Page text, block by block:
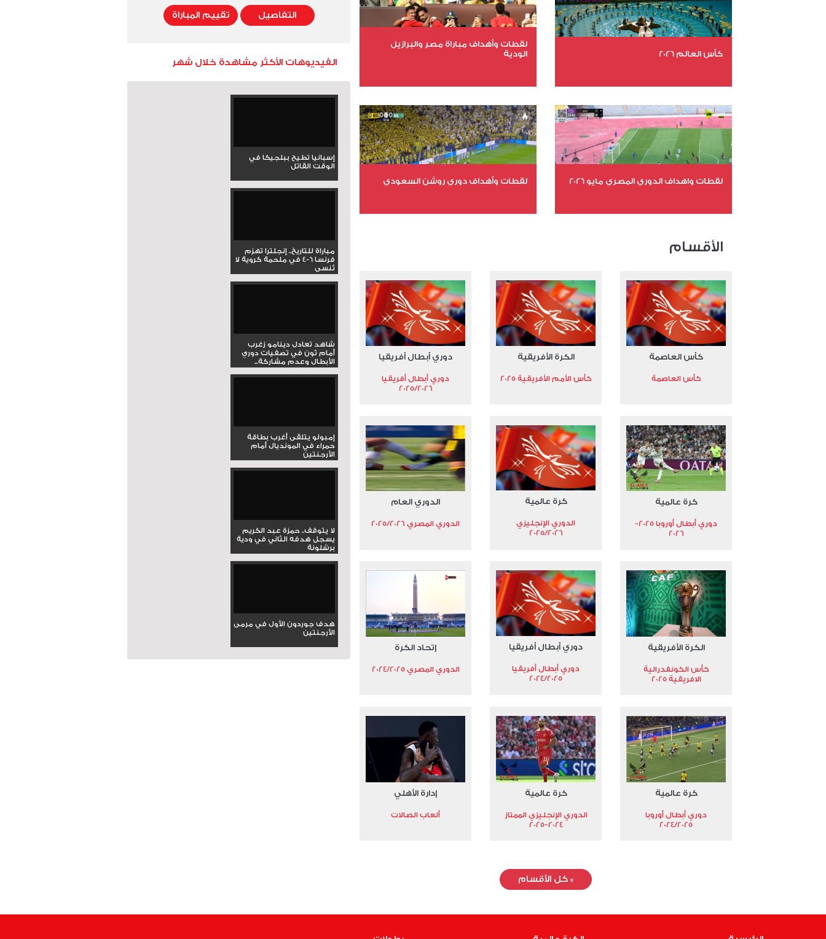
كأس العالم 2026
عدد المشاهدات 10844
لقطات وأهداف مباراة مصر والبرازيل
الودية
عدد المشاهدات 15749
لقطات واهداف الدوري المصري مايو 2026 لقطات وأهداف دوري روشن السعودي
الأقسام
كأس العاصمة
كأس العاصمة
الكرة الأفريقية
كأس الأمم الأفريقية 2025
دوري أبطال أفريقيا
دوري أبطال أفريقيا
2025/2026
كرة عالمية
دوري أبطال أوروبا 2025-
2026
كرة عالمية
الدوري الإنجليزي
2025/2026
الدوري العام
الدوري المصري 2025/2026
الكرة الأفريقية
كأس الكونفدرالية
الافريقية 2025
دوري أبطال أفريقيا
دوري أبطال أفريقيا
2024/2025
إتحاد الكرة
الدوري المصري 2024/2025
كرة عالمية
دوري أبطال أوروبا
2024/2025
كرة عالمية
الدوري الإنجليزي الممتاز
2024-2025
إدارة الأهلي
ألعاب الصالات
»كل الأقسام
التفاصيل تقييم المباراة
الفيديوهات الأكثر مشاهدة خلال شهر
إسبانيا تطيح ببلجيكا في
الوقت القاتل
مباراة للتاريخ.. إنجلترا تهزم
فرنسا 6-4 في ملحمة كروية لا
تُنسى
شاهد تعادل دينامو زغرب
أمام ثون في تصفيات دوري
الأبطال وعدم مشاركة...
إمبولو يتلقى أغرب بطاقة
حمراء في المونديال أمام
الأرجنتين
لا يتوقف.. حمزة عبد الكريم
يسجل هدفه الثاني في ودية
برشلونة
هدف جوردون الأول في مرمى
الأرجنتين